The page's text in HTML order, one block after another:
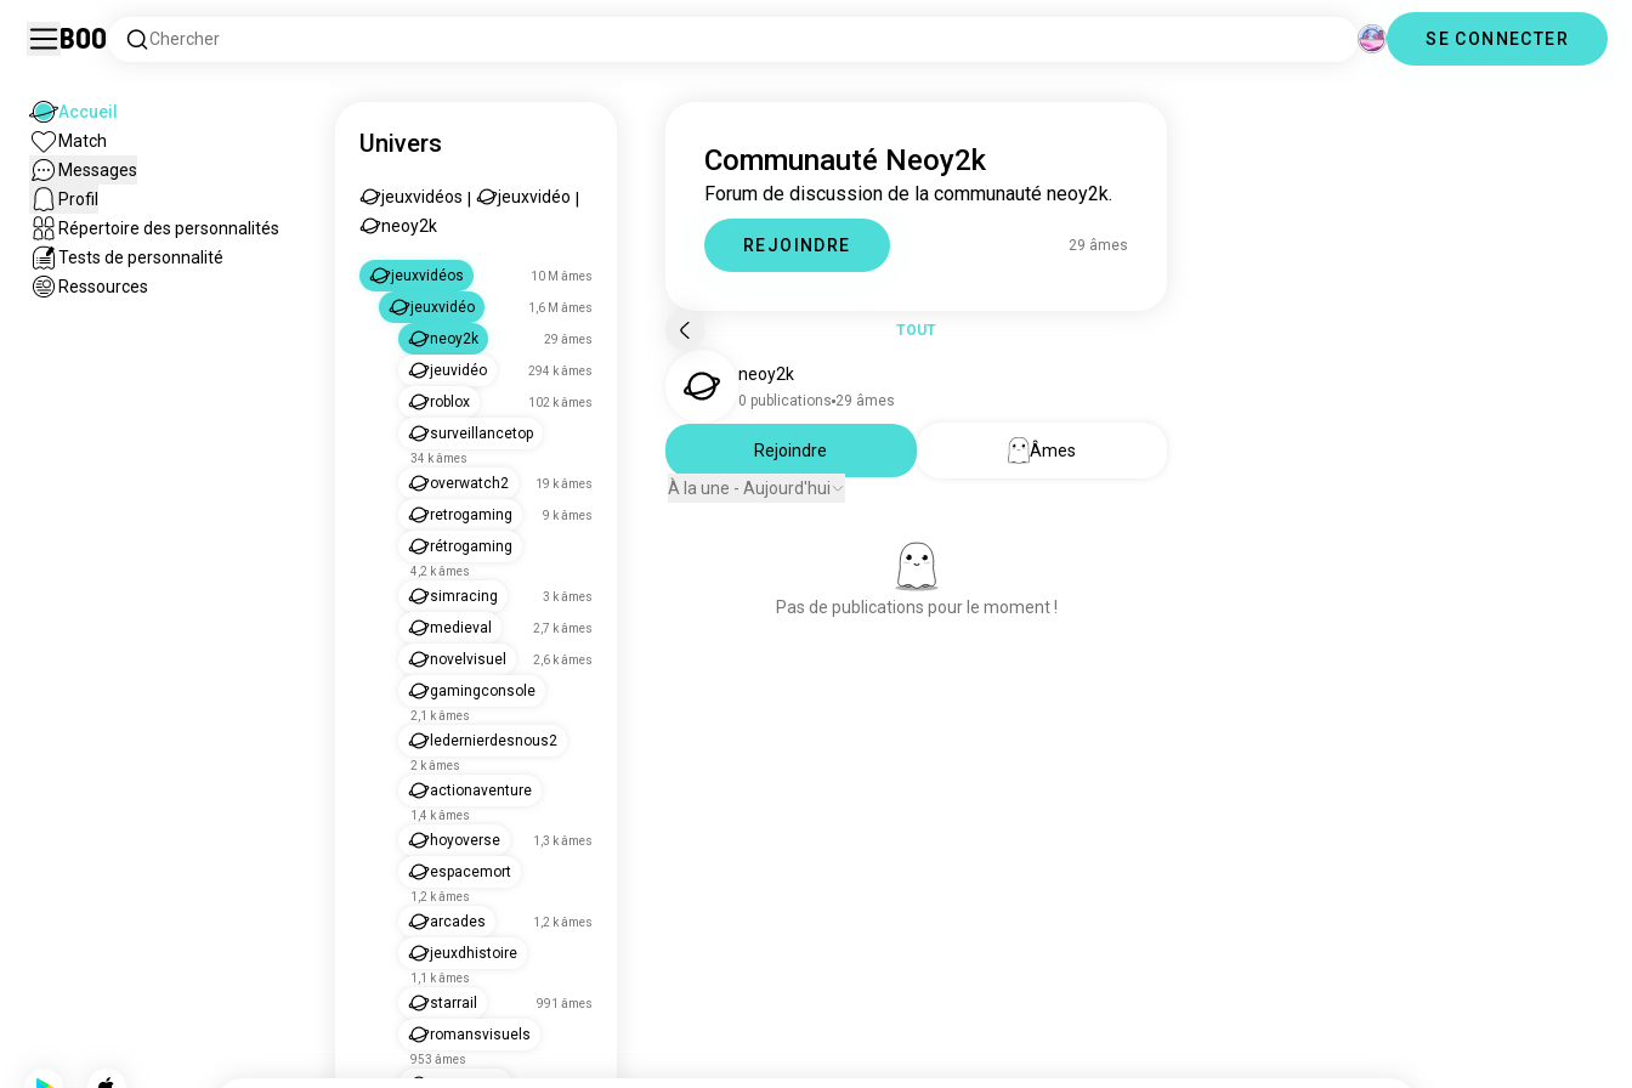
Boo Chercher SE CONNECTER
Accueil
Match
Messages
Profil
Répertoire des personnalités
Tests de personnalité
Ressources
Univers
jeuxvidéos jeuxvidéo
neoy2k
jeuxvidéos 10 M âmes
jeuxvidéo 1,6 M âmes
neoy2k 29 âmes
jeuvidéo 294 k âmes
roblox 102 k âmes
surveillancetop
34 k âmes
overwatch2 19 k âmes
retrogaming 9 k âmes
rétrogaming
4,2 k âmes
simracing 3 k âmes
medieval 2,7 k âmes
novelvisuel 2,6 k âmes
gamingconsole
2,1 k âmes
ledernierdesnous2
2 k âmes
actionaventure
1,4 k âmes
hoyoverse 1,3 k âmes
espacemort
1,2 k âmes
arcades 1,2 k âmes
jeuxdhistoire
1,1 k âmes
starrail 991 âmes
romansvisuels
953 âmes
Communauté Neoy2k
Forum de discussion de la communauté neoy2k.
REJOINDRE 29 âmes
TOUT
neoy2k
0 publications 29 âmes
Rejoindre
Âmes
À la une - Aujourd'hui
Pas de publications pour le moment !